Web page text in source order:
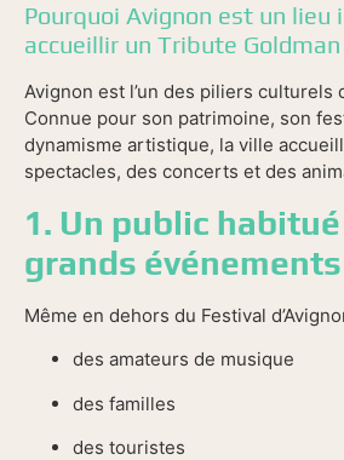
Pourquoi Avignon est un lieu
accueillir un Tribute Goldman
Avignon est l’un des piliers culturels
Connue pour son patrimoine, son
dynamisme artistique, la ville
spectacles, des concerts et des
1. Un public
grands événements
Même en dehors du Festival
des amateurs de musique
des familles
des touristes